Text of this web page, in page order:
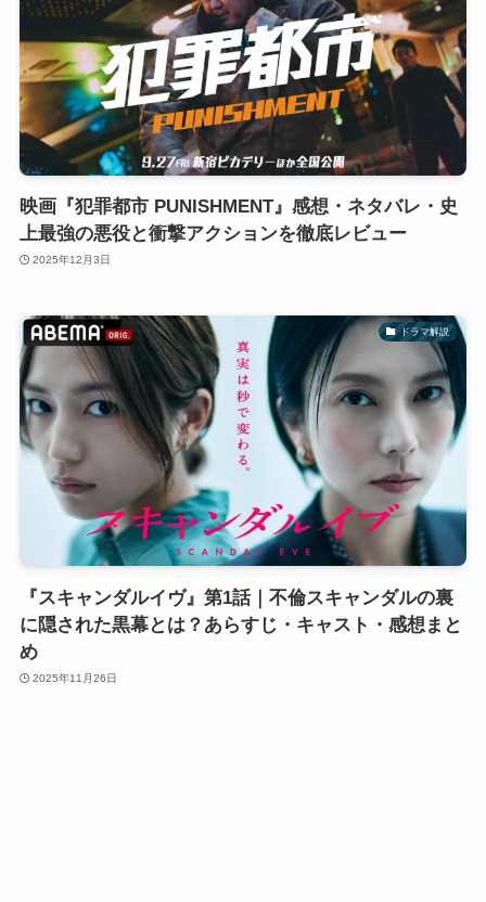
映画『犯罪都市 PUNISHMENT』感想・ネタバレ・史
上最強の悪役と衝撃アクションを徹底レビュー
2025年12月3日
ドラマ解説
『スキャンダルイヴ』第1話｜不倫スキャンダルの裏
に隠された黒幕とは？あらすじ・キャスト・感想まと
め
2025年11月26日